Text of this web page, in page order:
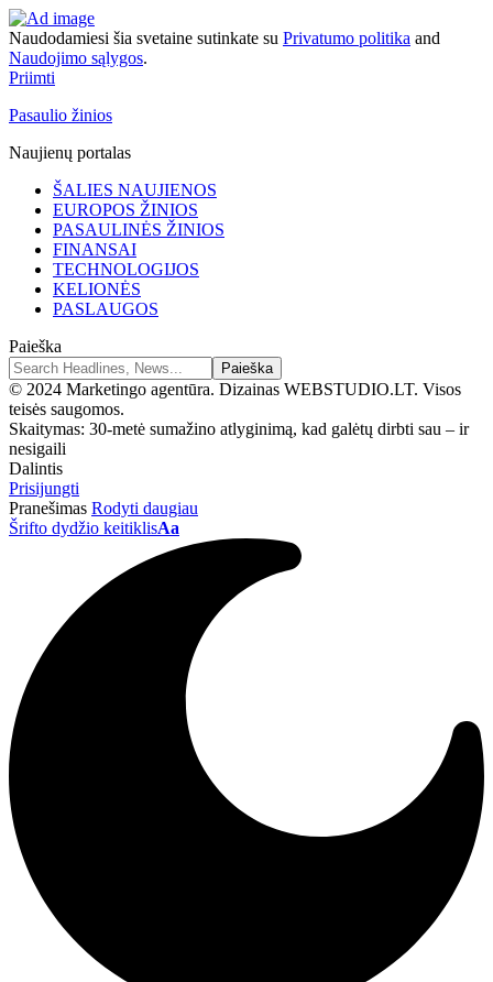
Naudodamiesi šia svetaine sutinkate su Privatumo politika and
Naudojimo sąlygos.
Priimti
Pasaulio žinios
Naujienų portalas
ŠALIES NAUJIENOS
EUROPOS ŽINIOS
PASAULINĖS ŽINIOS
FINANSAI
TECHNOLOGIJOS
KELIONĖS
PASLAUGOS
Paieška
© 2024 Marketingo agentūra. Dizainas WEBSTUDIO.LT. Visos
teisės saugomos.
Skaitymas: 30-metė sumažino atlyginimą, kad galėtų dirbti sau – ir
nesigaili
Dalintis
Prisijungti
Pranešimas Rodyti daugiau
Šrifto dydžio keitiklisAa